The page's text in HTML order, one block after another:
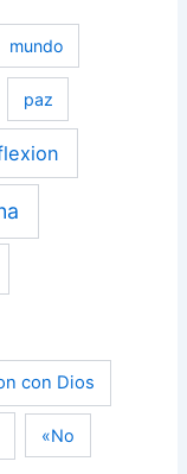
mundo
paz
con Dios
«No